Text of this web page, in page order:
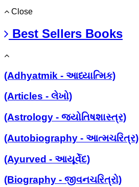
Close
Best Sellers Books
(Adhyatmik - આધ્યાત્મિક)
(Articles - લેખો)
(Astrology - જ્યોતિષશાસ્ત્ર)
(Autobiography - આત્મચરિત્ર)
(Ayurved - આયૂર્વેદ)
(Biography - જીવનચરિત્રો)